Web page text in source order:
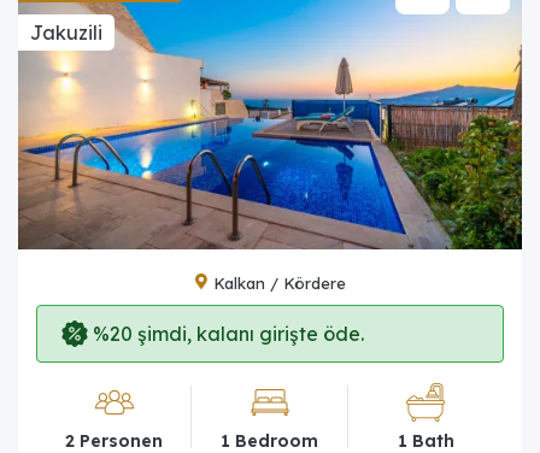
Jakuzili
Kalkan / Kördere
%20 şimdi, kalanı girişte öde.
2 Personen 1 Bedroom 1 Bath